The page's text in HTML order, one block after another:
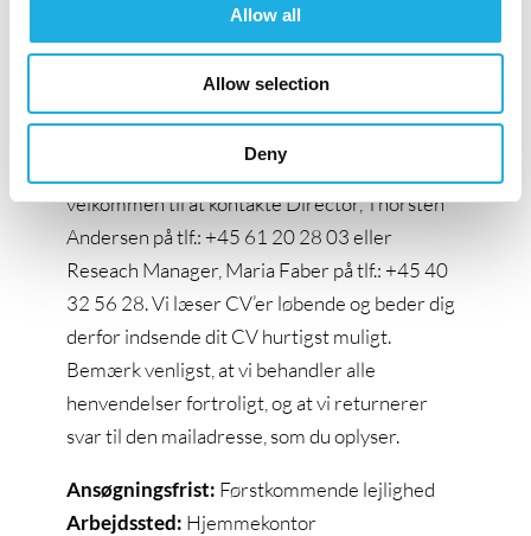
Allow all
Allow selection
Deny
en del af Vaillants voksende nordiske familie og
et stærkt internationalt netværk.
Group. Vil du vide mere om stillingen, er du
velkommen til at kontakte Director, Thorsten
Andersen på tlf.: +45 61 20 28 03 eller
Reseach Manager, Maria Faber på tlf.: +45 40
32 56 28. Vi læser CV’er løbende og beder dig
derfor indsende dit CV hurtigst muligt.
Bemærk venligst, at vi behandler alle
henvendelser fortroligt, og at vi returnerer
svar til den mailadresse, som du oplyser.
Ansøgningsfrist: Førstkommende lejlighed
Arbejdssted: Hjemmekontor